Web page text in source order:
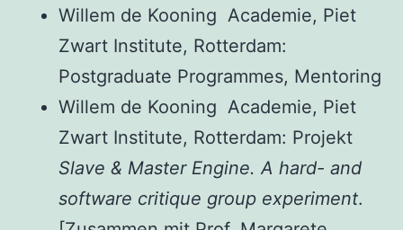
Willem de Kooning Academie, Piet
Zwart Institute, Rotterdam:
Postgraduate Programmes, Mentoring
Willem de Kooning Academie, Piet
Zwart Institute, Rotterdam: Projekt
Slave & Master Engine. A hard- and
software critique group experiment.